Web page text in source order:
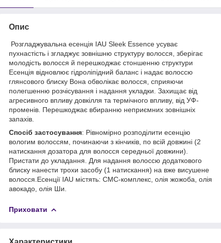
Опис
Розгладжувальна есенція IAU Sleek Essence усуває
пухнастість і згладжує зовнішню структуру волосся, зберігає
молодість волосся й перешкоджає стоншенню структури
Есенція відновлює гідроліпідний баланс і надає волоссю
глянсового блиску Вона обволікає волосся, сприяючи
полегшенню розчісування і надання укладки. Захищає від
агресивного впливу довкілля та термічного впливу, від УФ-
променів. Перешкоджає вбиранню неприємних зовнішніх
запахів.
Спосіб застосування: Рівномірно розподілити есенцію
вологим волоссям, починаючи з кінчиків, по всій довжині (2
натискання дозатора для волосся середньої довжини).
Пристати до укладання. Для надання волоссю додаткового
блиску нанести трохи засобу (1 натискання) на вже висушене
волосся.Есенції IAU містять: СМС-комплекс, олія жожоба, олія
авокадо, олія Ши.
Приховати